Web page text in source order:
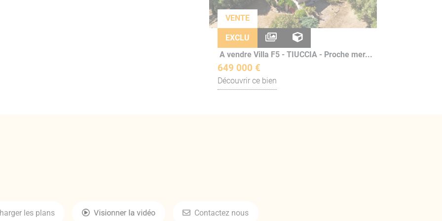
VENTE
EXCLU
A vendre Villa F5 - TIUCCIA - Proche mer...
649 000 €
Découvrir ce bien
les plans Visionner la vidéo Contactez nous